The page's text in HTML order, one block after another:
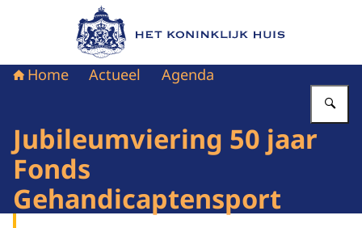
Naar de homepage van Het Koninklijk Huis
Home Actueel Agenda
Jubileumviering 50 jaar
Fonds
Gehandicaptensport